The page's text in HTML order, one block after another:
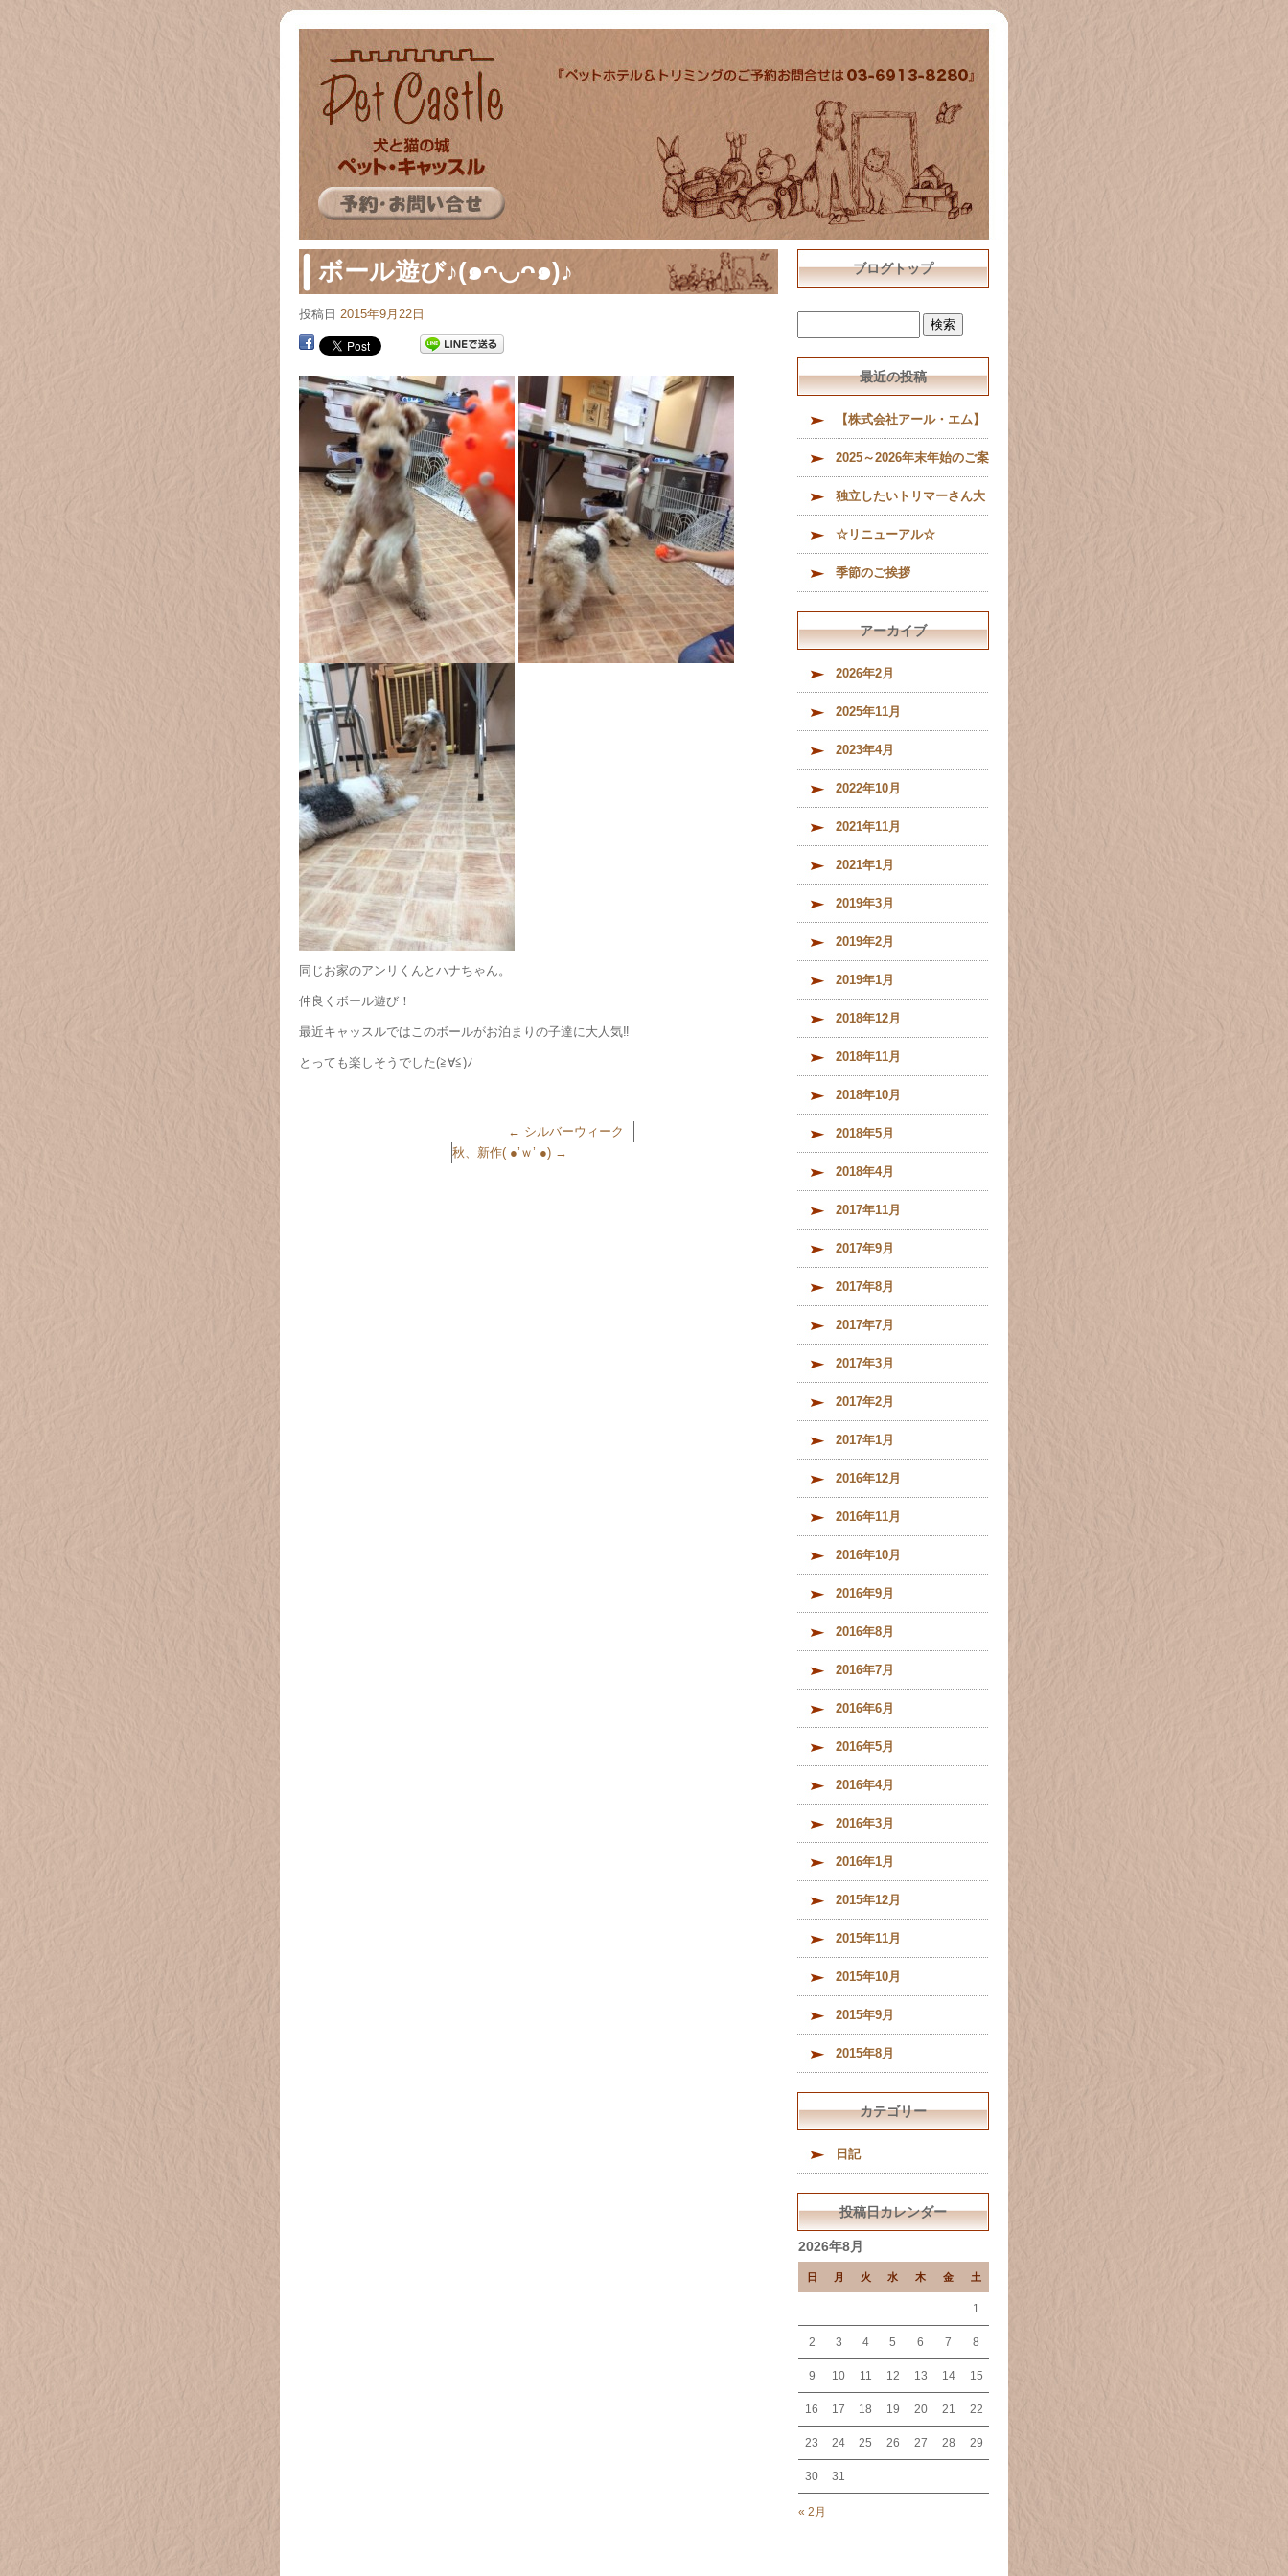
ボール遊び♪(๑ᴖ◡ᴖ๑)♪
投稿日 2015年9月22日
同じお家のアンリくんとハナちゃん。
仲良くボール遊び！
最近キャッスルではこのボールがお泊まりの子達に大人気‼︎
とっても楽しそうでした(≧∀≦)ﾉ
← シルバーウィーク
秋、新作( ●’ｗ’ ●) →
ブログトップ
最近の投稿
【株式会社アール・エム】
メール設定確認のお願い
（有限会社ペットキャッス
ル様）
2025～2026年末年始のご案
内
独立したいトリマーさん大
募集！
☆リニューアル☆
季節のご挨拶
アーカイブ
2026年2月
2025年11月
2023年4月
2022年10月
2021年11月
2021年1月
2019年3月
2019年2月
2019年1月
2018年12月
2018年11月
2018年10月
2018年5月
2018年4月
2017年11月
2017年9月
2017年8月
2017年7月
2017年3月
2017年2月
2017年1月
2016年12月
2016年11月
2016年10月
2016年9月
2016年8月
2016年7月
2016年6月
2016年5月
2016年4月
2016年3月
2016年1月
2015年12月
2015年11月
2015年10月
2015年9月
2015年8月
カテゴリー
日記
投稿日カレンダー
2026年8月
日 月 火 水 木 金 土
« 2月
1
2 3 4 5 6 7 8
9 10 11 12 13 14 15
16 17 18 19 20 21 22
23 24 25 26 27 28 29
30 31